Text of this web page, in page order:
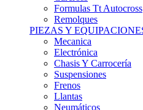
Remolques
PIEZAS Y EQUIPACIONES
Mecanica
Electrónica
Chasis Y Carrocería
Suspensiones
Frenos
Llantas
Neumáticos
Resto De Piezas